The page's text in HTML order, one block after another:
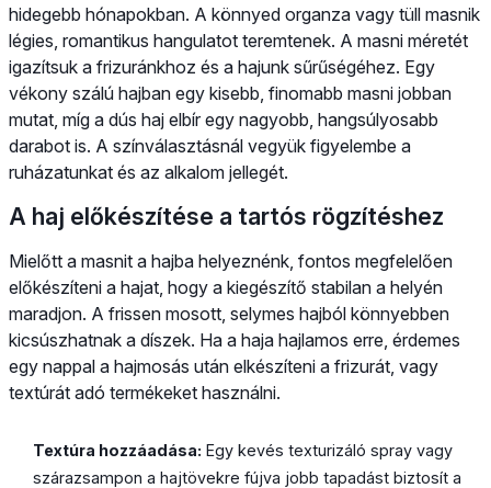
hidegebb hónapokban. A könnyed organza vagy tüll masnik
légies, romantikus hangulatot teremtenek. A masni méretét
igazítsuk a frizuránkhoz és a hajunk sűrűségéhez. Egy
vékony szálú hajban egy kisebb, finomabb masni jobban
mutat, míg a dús haj elbír egy nagyobb, hangsúlyosabb
darabot is. A színválasztásnál vegyük figyelembe a
ruházatunkat és az alkalom jellegét.
A haj előkészítése a tartós rögzítéshez
Mielőtt a masnit a hajba helyeznénk, fontos megfelelően
előkészíteni a hajat, hogy a kiegészítő stabilan a helyén
maradjon. A frissen mosott, selymes hajból könnyebben
kicsúszhatnak a díszek. Ha a haja hajlamos erre, érdemes
egy nappal a hajmosás után elkészíteni a frizurát, vagy
textúrát adó termékeket használni.
Textúra hozzáadása: Egy kevés texturizáló spray vagy
szárazsampon a hajtövekre fújva jobb tapadást biztosít a